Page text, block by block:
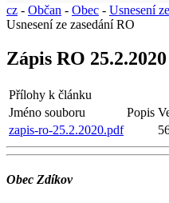
cz - Občan - Obec - Usnesení
Usnesení ze zasedání RO
Zápis RO 25.2.2020
Přílohy k článku
Jméno souboru
Popis
zapis-ro-25.2.2020.pdf
Obec Zdíkov